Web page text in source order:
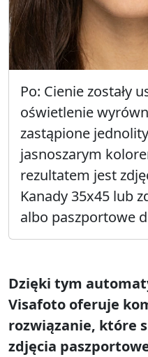
Po: Cienie zostały
oświetlenie
zastąpione
jasnoszarym
rezultatem jest
Kanady 35x45 lub
albo paszportowe
Dzięki tym
Visafoto oferuje
rozwiązanie, które
zdjęcia